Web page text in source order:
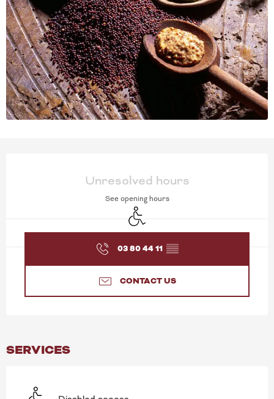
OPENING HOURS &
Unresolved hours
See opening hours
Disabled access
03 80 44 11 ▒▒
CONTACT US
SERVICES